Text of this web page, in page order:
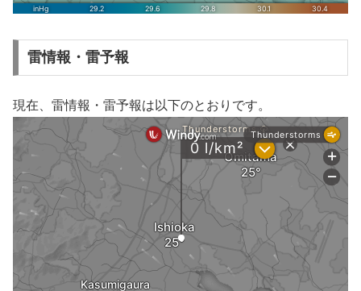
雷情報・雷予報
現在、雷情報・雷予報は以下のとおりです。